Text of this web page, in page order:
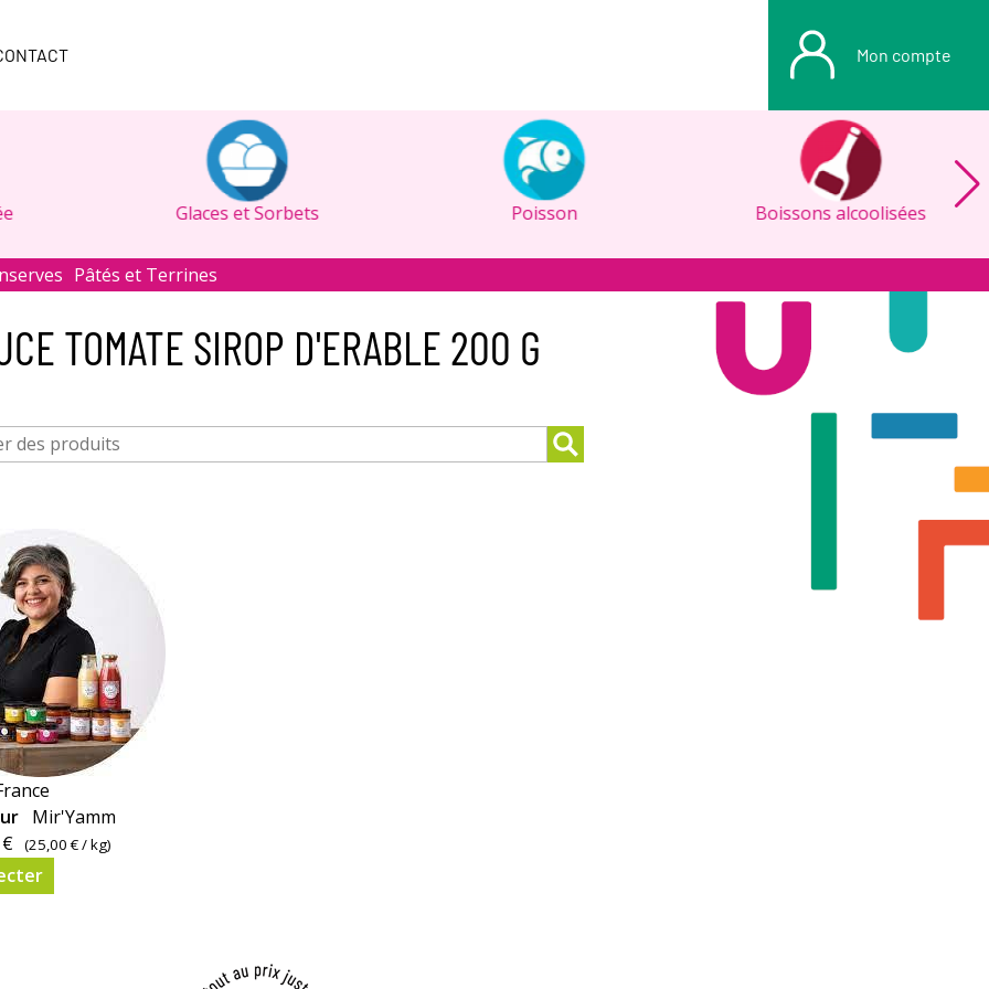
Mon compte
Glaces et Sorbets Poisson Boissons alcoolisées
Pâtés et Terrines
TOMATE SIROP D'ERABLE 200 G
Mir'Yamm
(25,00 €/ kg)